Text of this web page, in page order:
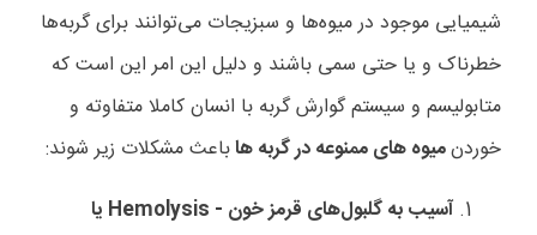
شیمیایی موجود در میوه‌ها و سبزیجات می‌توانند برای گربه‌ها
خطرناک و یا حتی سمی باشند و دلیل این امر این است که
متابولیسم و سیستم گوارش گربه با انسان کاملا متفاوته و
خوردنمیوه های ممنوعه در گربه هاباعث مشکلات زیر شوند:
آسیب به گلبول‌های قرمز خون - Hemolysis یا